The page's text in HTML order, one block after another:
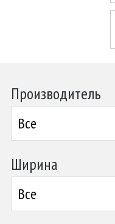
Производитель
Все
Ширина
Все